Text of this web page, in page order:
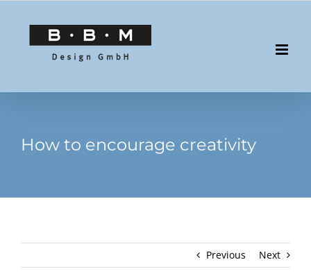
content
How to encourage creativity
Previous Next